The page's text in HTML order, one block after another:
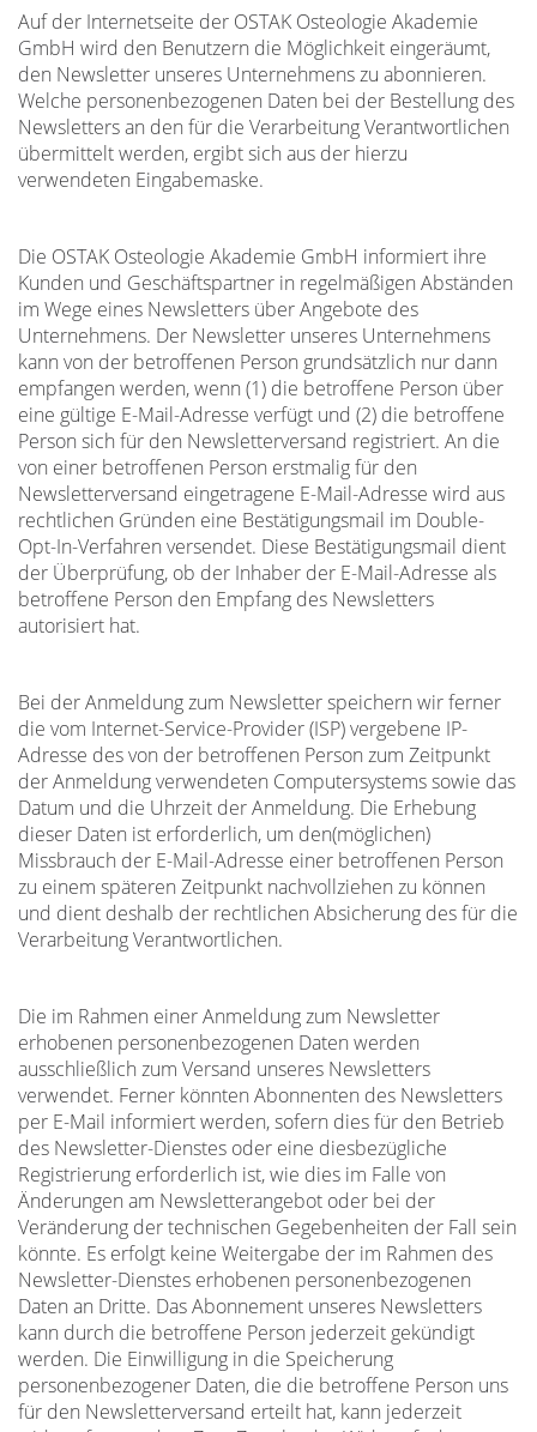
Auf der Internetseite der OSTAK Osteologie Akademie
GmbH wird den Benutzern die Möglichkeit eingeräumt,
den Newsletter unseres Unternehmens zu abonnieren.
Welche personenbezogenen Daten bei der Bestellung des
Newsletters an den für die Verarbeitung Verantwortlichen
übermittelt werden, ergibt sich aus der hierzu
verwendeten Eingabemaske.
Die OSTAK Osteologie Akademie GmbH informiert ihre
Kunden und Geschäftspartner in regelmäßigen Abständen
im Wege eines Newsletters über Angebote des
Unternehmens. Der Newsletter unseres Unternehmens
kann von der betroffenen Person grundsätzlich nur dann
empfangen werden, wenn (1) die betroffene Person über
eine gültige E-Mail-Adresse verfügt und (2) die betroffene
Person sich für den Newsletterversand registriert. An die
von einer betroffenen Person erstmalig für den
Newsletterversand eingetragene E-Mail-Adresse wird aus
rechtlichen Gründen eine Bestätigungsmail im Double-
Opt-In-Verfahren versendet. Diese Bestätigungsmail dient
der Überprüfung, ob der Inhaber der E-Mail-Adresse als
betroffene Person den Empfang des Newsletters
autorisiert hat.
Bei der Anmeldung zum Newsletter speichern wir ferner
die vom Internet-Service-Provider (ISP) vergebene IP-
Adresse des von der betroffenen Person zum Zeitpunkt
der Anmeldung verwendeten Computersystems sowie das
Datum und die Uhrzeit der Anmeldung. Die Erhebung
dieser Daten ist erforderlich, um den(möglichen)
Missbrauch der E-Mail-Adresse einer betroffenen Person
zu einem späteren Zeitpunkt nachvollziehen zu können
und dient deshalb der rechtlichen Absicherung des für die
Verarbeitung Verantwortlichen.
Die im Rahmen einer Anmeldung zum Newsletter
erhobenen personenbezogenen Daten werden
ausschließlich zum Versand unseres Newsletters
verwendet. Ferner könnten Abonnenten des Newsletters
per E-Mail informiert werden, sofern dies für den Betrieb
des Newsletter-Dienstes oder eine diesbezügliche
Registrierung erforderlich ist, wie dies im Falle von
Änderungen am Newsletterangebot oder bei der
Veränderung der technischen Gegebenheiten der Fall sein
könnte. Es erfolgt keine Weitergabe der im Rahmen des
Newsletter-Dienstes erhobenen personenbezogenen
Daten an Dritte. Das Abonnement unseres Newsletters
kann durch die betroffene Person jederzeit gekündigt
werden. Die Einwilligung in die Speicherung
personenbezogener Daten, die die betroffene Person uns
für den Newsletterversand erteilt hat, kann jederzeit